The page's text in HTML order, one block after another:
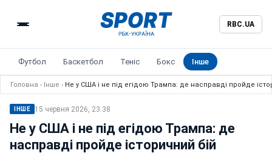
RBC.UA
Футбол Баскетбол Теніс Бокс Інше
Головна › Інше › Не у США і не під егідою Трампа: де насправді пройде
ІНШЕ 15 червня 2026, 23:38
Не у США і не під егідою Трампа: де
насправді пройде історичний бій